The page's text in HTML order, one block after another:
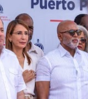
de transparencia
del
mes de